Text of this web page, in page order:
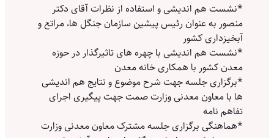
*نشست هم اندیشی و استفاده از نظرات آقای دکتر
منصور به عنوان رئیس پیشین سازمان جنگل ها، مراتع و
آبخیزداری کشور
*نشست هم اندیشی با چهره های تاثیرگذار در حوزه
معدن کشور با همکاری خانه معدن
*برگزاری جلسه جهت شرح موضوع و نتایج هم اندیشی
ها با معا‌ون معدنی وزارت صمت جهت پیگیری اجرای
تفاهم نامه
*هماهنگی برگزاری جلسه مشترک معاون معدنی وزارت